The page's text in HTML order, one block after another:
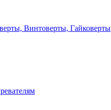
Винтоверты, Гайковерты